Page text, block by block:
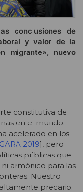
conclusiones de
y valor de la
migrante», nuevo
constitutiva de
en el mundo.
acelerado en los
2019], pero
públicas que
armónico para las
Nuestro
precario.